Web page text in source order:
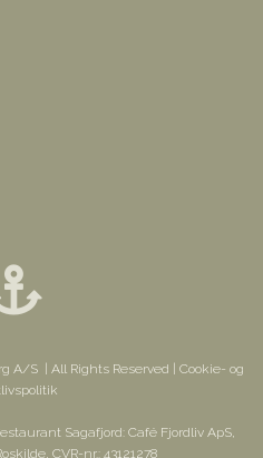
A/S | All Rights Reserved | Cookie- og
Sagafjord: Café Fjordliv ApS,
CVR-nr.: 43121278